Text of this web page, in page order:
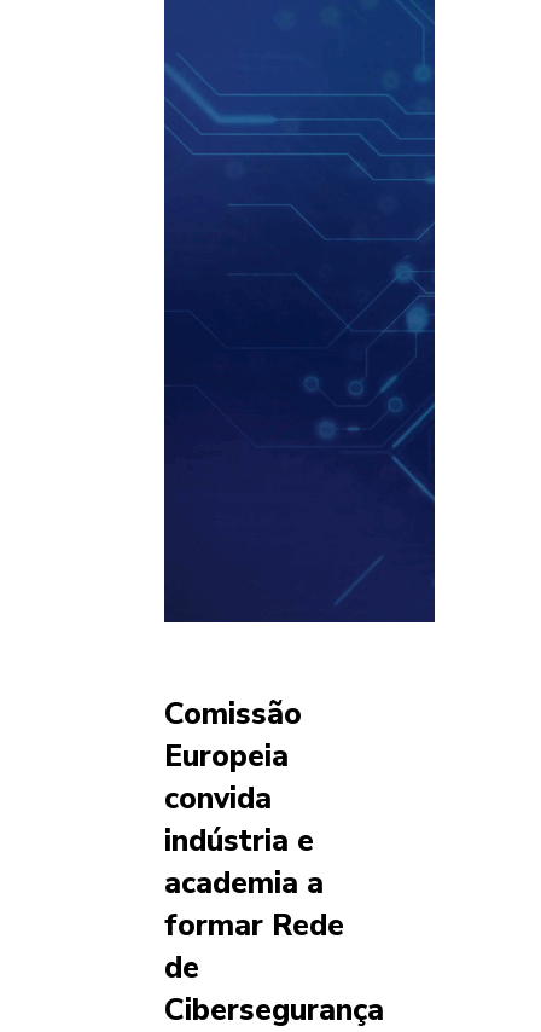
Comissão
Europeia
convida
indústria e
academia a
formar Rede
de
Cibersegurança